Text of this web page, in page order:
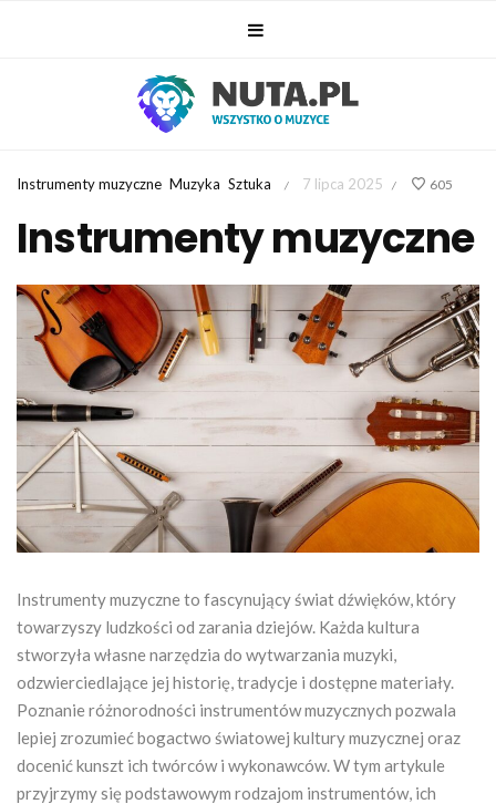
Instrumenty muzyczne Muzyka Sztuka / 7 lipca 2025 / 605
Instrumenty muzyczne
Instrumenty muzyczne to fascynujący świat dźwięków, który
towarzyszy ludzkości od zarania dziejów. Każda kultura
stworzyła własne narzędzia do wytwarzania muzyki,
odzwierciedlające jej historię, tradycje i dostępne materiały.
Poznanie różnorodności instrumentów muzycznych pozwala
lepiej zrozumieć bogactwo światowej kultury muzycznej oraz
docenić kunszt ich twórców i wykonawców. W tym artykule
przyjrzymy się podstawowym rodzajom instrumentów, ich